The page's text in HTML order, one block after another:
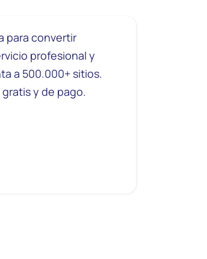
para convertir
profesional y
a 500.000+ sitios.
y de pago.